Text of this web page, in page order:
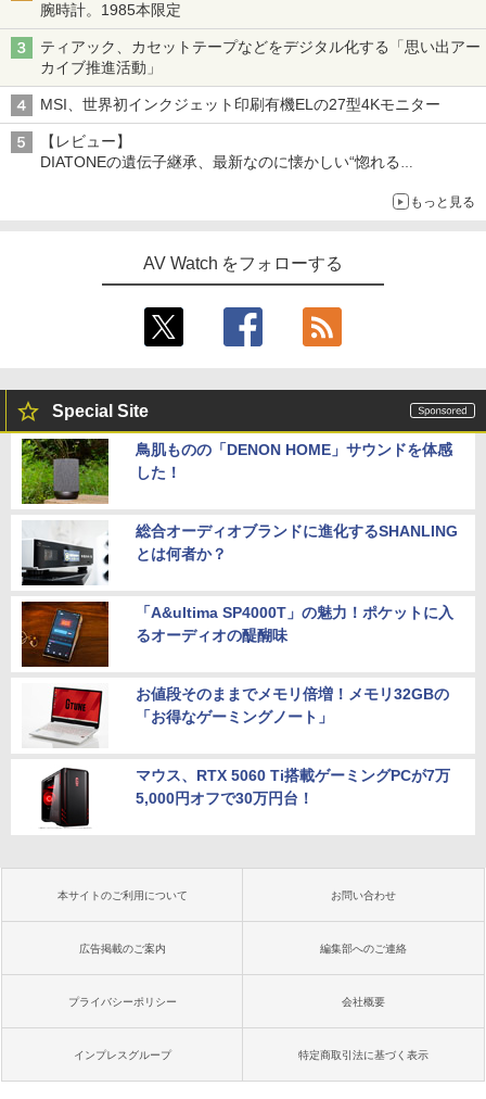
腕時計。1985本限定
ティアック、カセットテープなどをデジタル化する「思い出アー
カイブ推進活動」
MSI、世界初インクジェット印刷有機ELの27型4Kモニター
【レビュー】
DIATONEの遺伝子継承、最新なのに懐かしい“惚れる
もっと見る
AV Watch をフォローする
Special Site
鳥肌ものの「DENON HOME」サウンドを体感
した！
総合オーディオブランドに進化するSHANLING
とは何者か？
「A&ultima SP4000T」の魅力！ポケットに入
るオーディオの醍醐味
お値段そのままでメモリ倍増！メモリ32GBの
「お得なゲーミングノート」
マウス、RTX 5060 Ti搭載ゲーミングPCが7万
5,000円オフで30万円台！
本サイトのご利用について お問い合わせ
広告掲載のご案内 編集部へのご連絡
プライバシーポリシー 会社概要
インプレスグループ 特定商取引法に基づく表示